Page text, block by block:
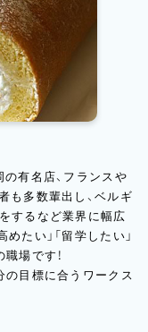
の有名店、フランスや
も多数輩出し、ベルギ
するなど業界に幅広
たい」「留学したい」
場です！
の目標に合うワークス